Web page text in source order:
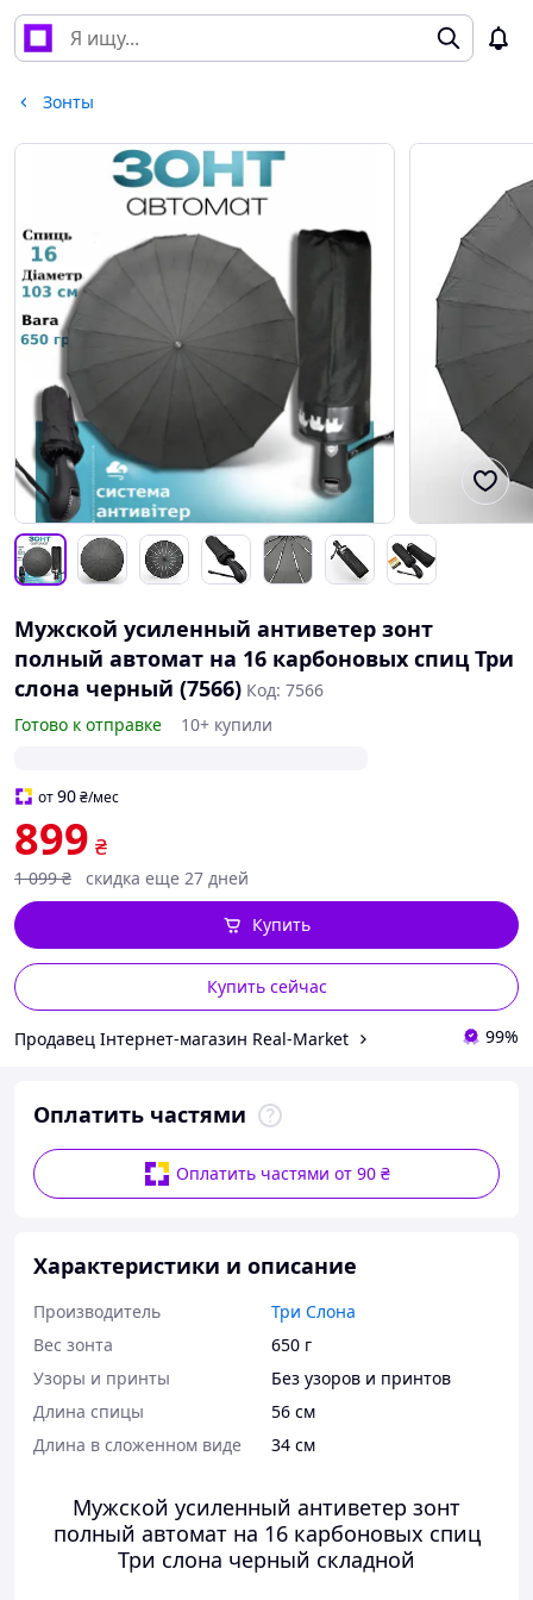
Зонты
Мужской усиленный антиветер зонт
полный автомат на 16 карбоновых спиц Три
слона черный (7566) Код: 7566
Готово к отправке
10+ купили
от90₴/мес
899 ₴
1 099 ₴ скидка еще 27 дней
Купить сейчас
Купить
Продавец Інтернет-магазин Real-Market 99%
Оплатить частями
Оплатить частями от 90 ₴
Характеристики и описание
Производитель
Три Слона
Вес зонта
650 г
Узоры и принты
Без узоров и принтов
Длина спицы
56 см
Длина в сложенном виде
34 см
Мужской усиленный антиветер зонт
полный автомат на 16 карбоновых спиц
Три слона черный складной